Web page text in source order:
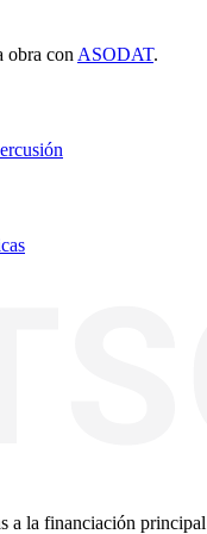
obra con ASODAT.
a la financiación